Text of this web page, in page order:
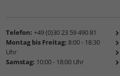
Telefon: +49 (0)30 23 59 490 81
Montag bis Freitag: 8:00 - 18:30
Uhr
Samstag: 10:00 - 18:00 Uhr